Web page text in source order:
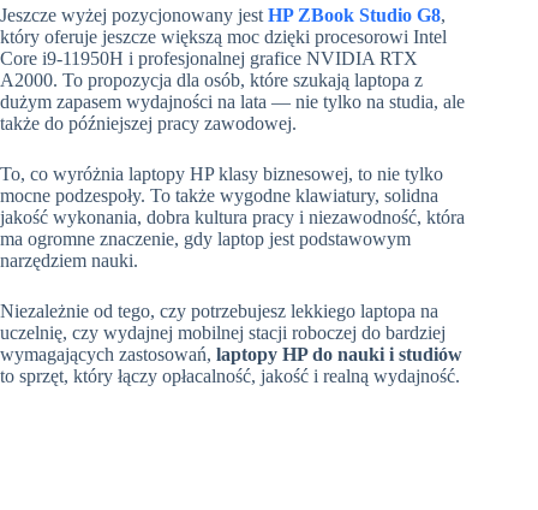
Jeszcze wyżej pozycjonowany jest HP ZBook Studio G8,
który oferuje jeszcze większą moc dzięki procesorowi Intel
Core i9-11950H i profesjonalnej grafice NVIDIA RTX
A2000. To propozycja dla osób, które szukają laptopa z
dużym zapasem wydajności na lata — nie tylko na studia, ale
także do późniejszej pracy zawodowej.
To, co wyróżnia laptopy HP klasy biznesowej, to nie tylko
mocne podzespoły. To także wygodne klawiatury, solidna
jakość wykonania, dobra kultura pracy i niezawodność, która
ma ogromne znaczenie, gdy laptop jest podstawowym
narzędziem nauki.
Niezależnie od tego, czy potrzebujesz lekkiego laptopa na
uczelnię, czy wydajnej mobilnej stacji roboczej do bardziej
wymagających zastosowań, laptopy HP do nauki i studiów
to sprzęt, który łączy opłacalność, jakość i realną wydajność.